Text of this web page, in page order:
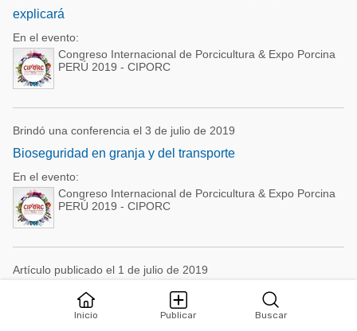
Inicio Publicar Buscar
explicará
En el evento:
Congreso Internacional de Porcicultura & Expo Porcina
PERÚ 2019 - CIPORC
Brindó una conferencia el 3 de julio de 2019
Bioseguridad en granja y del transporte
En el evento:
Congreso Internacional de Porcicultura & Expo Porcina
PERÚ 2019 - CIPORC
Artículo publicado el 1 de julio de 2019
Cómo mejorar los parámetros productivos para aprovechar
la mejora económica del mercado porcino mundial